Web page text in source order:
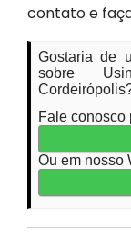
contato e
Gostaria de
sobre
Fale conosco
Ou em nosso